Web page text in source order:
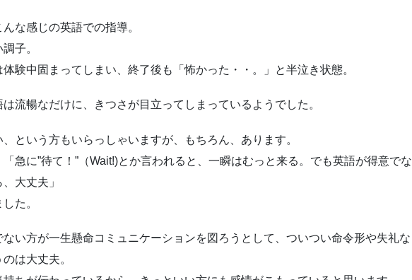
な感じの英語での指導。
子。
験中固まってしまい、終了後も「怖かった・・。」と半泣き状態。
流暢なだけに、きつさが目立ってしまっているようでした。
という方もいらっしゃいますが、もちろん、あります。
急に”待て！”（Wait!)とか言われると、一瞬はむっと来る。でも英語が得意でな
大丈夫」
た。
い方が一生懸命コミュニケーションを図ろうとして、ついつい命令形や失礼な
は大丈夫。